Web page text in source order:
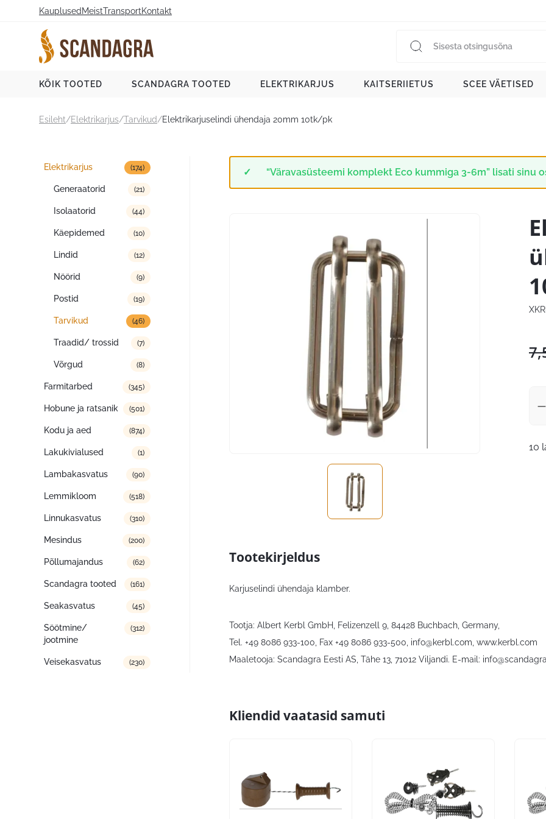
Kauplused MeistTransportKontakt
KÕIK TOOTED SCANDAGRA TOOTED ELEKTRIKARJUS KAITSERIIETUS SCEE VÄETISED
Esileht/Elektrikarjus/Tarvikud/Elektrikarjuselindi ühendaja 20mm 10tk/pk
Tootekategooriad
Elektrikarjus (174)
Generaatorid (21)
Isolaatorid (44)
Käepidemed (10)
Lindid (12)
Nöörid (9)
Postid (19)
Tarvikud (46)
Traadid/ trossid (7)
Võrgud (8)
Farmitarbed (345)
Hobune ja ratsanik (501)
Kodu ja aed (874)
Lakukivialused (1)
Lambakasvatus (90)
Lemmikloom (518)
Linnukasvatus (310)
Mesindus (200)
Põllumajandus (62)
Scandagra tooted (161)
Seakasvatus (45)
Söötmine/
jootmine
(312)
Veisekasvatus (230)
“Väravasüsteemi komplekt Eco kummiga 3-6m” lisati sinu
10
Tootekirjeldus
Karjuselindi ühendaja klamber.
Tootja: Albert Kerbl GmbH, Felizenzell 9, 84428 Buchbach, Germany,
Tel. +49 8086 933-100, Fax +49 8086 933-500, info@kerbl.com , www.kerbl.com
Maaletooja: Scandagra Eesti AS, Tähe 13, 71012 Viljandi. E-mail:
Kliendid vaatasid samuti